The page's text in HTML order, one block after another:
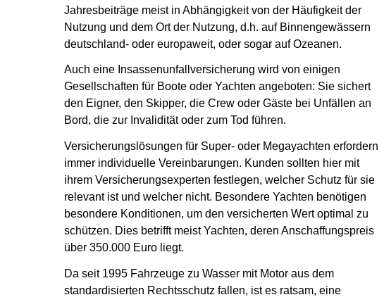
Jahresbeiträge meist in Abhängigkeit von der Häufigkeit der
Nutzung und dem Ort der Nutzung, d.h. auf Binnengewässern
deutschland- oder europaweit, oder sogar auf Ozeanen.
Auch eine Insassenunfallversicherung wird von einigen
Gesellschaften für Boote oder Yachten angeboten: Sie sichert
den Eigner, den Skipper, die Crew oder Gäste bei Unfällen an
Bord, die zur Invalidität oder zum Tod führen.
Versicherungslösungen für Super- oder Megayachten erfordern
immer individuelle Vereinbarungen. Kunden sollten hier mit
ihrem Versicherungsexperten festlegen, welcher Schutz für sie
relevant ist und welcher nicht. Besondere Yachten benötigen
besondere Konditionen, um den versicherten Wert optimal zu
schützen. Dies betrifft meist Yachten, deren Anschaffungspreis
über 350.000 Euro liegt.
Da seit 1995 Fahrzeuge zu Wasser mit Motor aus dem
standardisierten Rechtsschutz fallen, ist es ratsam, eine